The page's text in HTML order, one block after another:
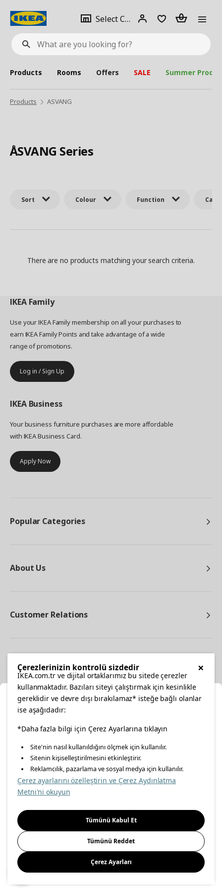
What
are
looking
for?
Select City Select
city
Login Piece(s)
Products Rooms Offers SALE Summer
Products ASVANG
ÅSVANG Series
Sort Colour Function
There are no products matching your search criteria.
IKEA Family
Use your IKEA Family membership on all your purchases to
earn IKEA Family Points and take advantage of a wide
range of promotions.
Log in / Sign Up
IKEA Business
Your business furniture purchases are more affordable
with IKEA Business Card.
Apply Now
Popular Categories
About Us
Customer Relations
facebooktwitterinstagrampinterestyoutube
linkedin
Energy Policy Information Security Policy
Food Safety Policy
Important Notice Privacy Agreement Personal Data Protection
Cookie Policy
© Inter IKEA Systems B.V 1999-
Select Location
Please select to see the content specific to your delivery
location for your orders from Online Store.
Select a city first
Please select
Save
×
Çerezlerinizin kontrolü sizdedir
IKEA.com.tr ve dijital ortaklarımız bu sitede çerezler
kullanmaktadır. Bazıları siteyi çalıştırmak için kesinlikle
gereklidir ve devre dışı bırakılamaz* isteğe bağlı olanlar
ise aşağıdadır:
*Daha fazla bilgi için Çerez Ayarlarına tıklayın
Site'nin nasıl kullanıldığını ölçmek için kullanılır.
Sitenin kişiselleştirilmesini etkinleştirir.
Reklamcılık, pazarlama ve sosyal medya için kullanılır.
Çerez ayarlarını özelleştirin ve Çerez Aydınlatma
Metni'ni okuyun
Tümünü Kabul Et
Tümünü Reddet
Çerez Ayarları